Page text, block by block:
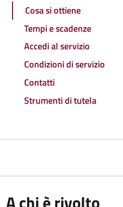
Cosa si ottiene
Tempi e scadenze
Accedi al servizio
Condizioni di servizio
Contatti
Strumenti di tutela